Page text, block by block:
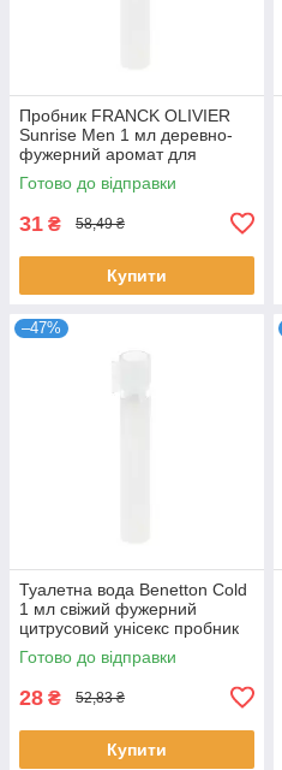
Пробник FRANCK OLIVIER
Sunrise Men 1 мл деревно-
фужерний аромат для
чоловіків розпив парфумів
Франк Олів'є
Готово до відправки
31 ₴ 58,49 ₴
Купити
–47%
Туалетна вода Benetton Cold
1 мл свіжий фужерний
цитрусовий унісекс пробник
розпив Бенеттон
Готово до відправки
28 ₴ 52,83 ₴
Купити